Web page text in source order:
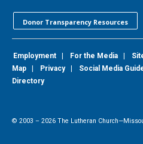
Donor Transparency Resources
Employment | For the Media |
Map | Privacy| Social Media
Directory
© 2003 – 2026 The Lutheran